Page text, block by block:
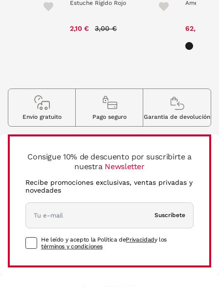
Estuche Rígido Rojo
2,10 € 3,00 €
American
62,30 €
Consigue 10% de descuento por suscribirte a
nuestra Newsletter
Recibe promociones exclusivas, ventas privadas y
novedades
Suscríbete
He leído y acepto la Política dePrivacidady los
términos y condiciones
Envio gratuito Pago seguro Garantia de devolución